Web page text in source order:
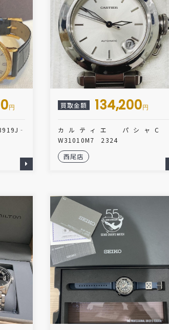
円 買取金額 134,200円
カルティエ パシャC
W31010M7 2324
西尾店